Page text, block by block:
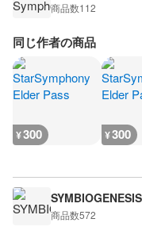
商品数112
同じ作者の商品
¥300 ¥300
SYMBIOGENESIS
商品数572